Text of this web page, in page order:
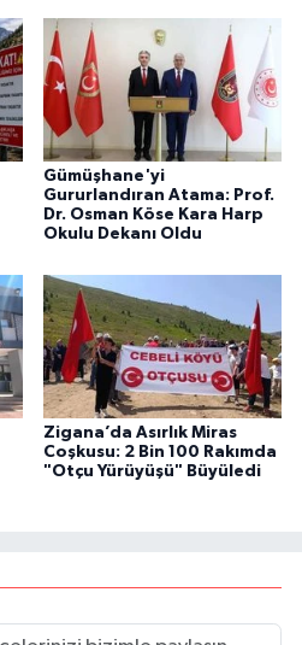
Gümüşhane'yi
Gururlandıran Atama: Prof.
Dr. Osman Köse Kara Harp
Okulu Dekanı Oldu
Zigana’da Asırlık Miras
Coşkusu: 2 Bin 100 Rakımda
"Otçu Yürüyüşü" Büyüledi